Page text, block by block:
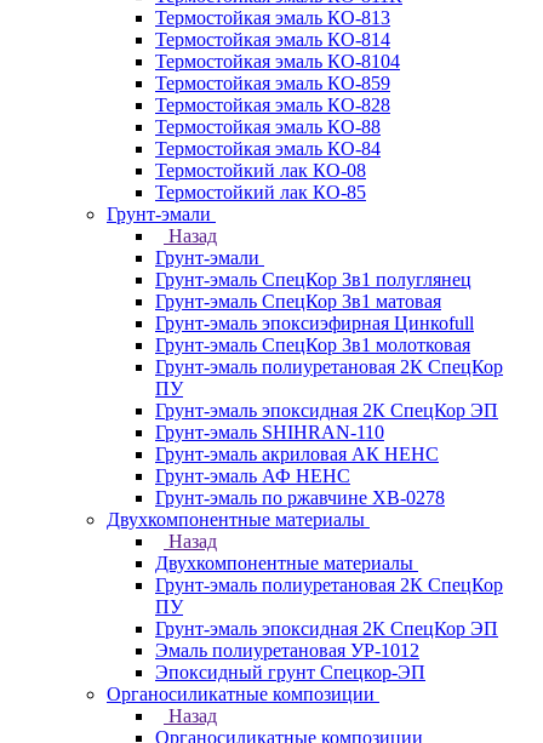
Термостойкая эмаль КО-813
Термостойкая эмаль КО-814
Термостойкая эмаль КО-8104
Термостойкая эмаль КО-859
Термостойкая эмаль КО-828
Термостойкая эмаль КО-88
Термостойкая эмаль КО-84
Термостойкий лак КО-08
Термостойкий лак КО-85
Грунт-эмали
Назад
Грунт-эмали
Грунт-эмаль СпецКор 3в1 полуглянец
Грунт-эмаль СпецКор 3в1 матовая
Грунт-эмаль эпоксиэфирная Цинкоfull
Грунт-эмаль СпецКор 3в1 молотковая
Грунт-эмаль полиуретановая 2К СпецКор
ПУ
Грунт-эмаль эпоксидная 2К СпецКор ЭП
Грунт-эмаль SHIHRAN-110
Грунт-эмаль акриловая АК НЕНС
Грунт-эмаль АФ НЕНС
Грунт-эмаль по ржавчине ХВ-0278
Двухкомпонентные материалы
Назад
Двухкомпонентные материалы
Грунт-эмаль полиуретановая 2К СпецКор
ПУ
Грунт-эмаль эпоксидная 2К СпецКор ЭП
Эмаль полиуретановая УР-1012
Эпоксидный грунт Спецкор-ЭП
Органосиликатные композиции
Назад
Органосиликатные композиции